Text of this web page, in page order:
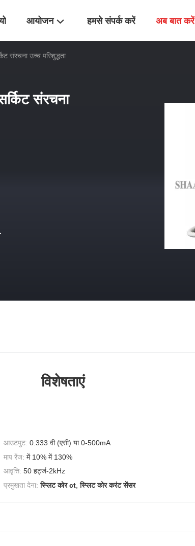
आयोजन हमसे संपर्क करें अब बात करें
संरचना उच्च परिशुद्धता
संरचना
विशेषताएं
आउटपुट: 0.333 वी (एसी) या 0-500mA
माप रेंज: में 10% में 130%
आवृत्ति: 50 हर्ट्ज-2kHz
प्रमुखता देना: स्प्लिट कोर ct ,स्प्लिट कोर करंट सेंसर